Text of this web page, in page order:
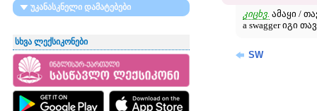
უკანასკნელი დამატებები
სხვა ლექსიკონები
კიცხვ. ამაყი /
a swagger იგი
SW